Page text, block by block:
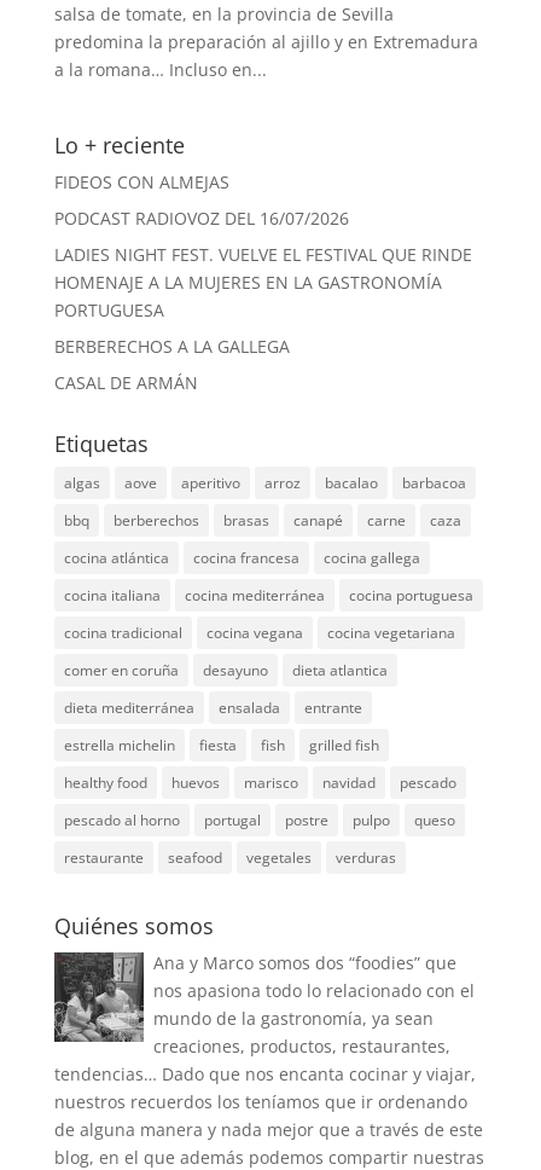
salsa de tomate, en la provincia de Sevilla
predomina la preparación al ajillo y en Extremadura
a la romana… Incluso en...
Lo + reciente
FIDEOS CON ALMEJAS
PODCAST RADIOVOZ DEL 16/07/2026
LADIES NIGHT FEST. VUELVE EL FESTIVAL QUE RINDE
HOMENAJE A LA MUJERES EN LA GASTRONOMÍA
PORTUGUESA
BERBERECHOS A LA GALLEGA
CASAL DE ARMÁN
Etiquetas
algas aove aperitivo arroz bacalao
barbacoa
bbq
berberechos brasas canapé carne
caza
cocina atlántica
cocina francesa
cocina gallega
cocina italiana
cocina mediterránea
cocina portuguesa
cocina tradicional
cocina vegana
cocina vegetariana
comer en coruña
desayuno
dieta atlantica
dieta mediterránea
ensalada
entrante
estrella michelin
fiesta fish
grilled fish
healthy food
huevos marisco navidad
pescado
pescado al horno
portugal postre pulpo
queso
restaurante
seafood vegetales verduras
Quiénes somos
Ana y Marco somos dos “foodies” que
nos apasiona todo lo relacionado con el
mundo de la gastronomía, ya sean
creaciones, productos, restaurantes,
tendencias… Dado que nos encanta cocinar y viajar,
nuestros recuerdos los teníamos que ir ordenando
de alguna manera y nada mejor que a través de este
blog, en el que además podemos compartir nuestras